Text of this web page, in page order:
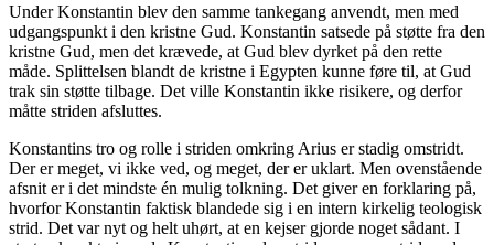
Under Konstantin blev den samme tankegang anvendt, men med
udgangspunkt i den kristne Gud. Konstantin satsede på støtte fra den
kristne Gud, men det krævede, at Gud blev dyrket på den rette
måde. Splittelsen blandt de kristne i Egypten kunne føre til, at Gud
trak sin støtte tilbage. Det ville Konstantin ikke risikere, og derfor
måtte striden afsluttes.
Konstantins tro og rolle i striden omkring Arius er stadig omstridt.
Der er meget, vi ikke ved, og meget, der er uklart. Men ovenstående
afsnit er i det mindste én mulig tolkning. Det giver en forklaring på,
hvorfor Konstantin faktisk blandede sig i en intern kirkelig teologisk
strid. Det var nyt og helt uhørt, at en kejser gjorde noget sådant. I